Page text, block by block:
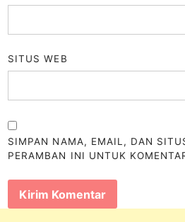
SITUS WEB
SIMPAN NAMA, EMAIL, DAN
PERAMBAN INI UNTUK